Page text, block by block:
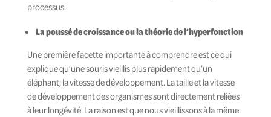
processus.
La poussé de croissance ou la théorie de l’hyperfonction
Une première facette importante à comprendre est ce qui
explique qu’une souris vieillis plus rapidement qu’un
éléphant; la vitesse de développement. La taille et la vitesse
de développement des organismes sont directement reliées
à leur longévité. La raison est que nous vieillissons à la même